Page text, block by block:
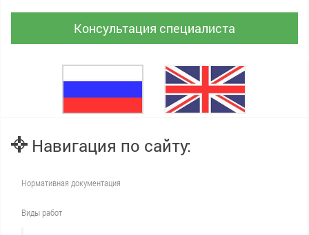
Консультация специалиста
Навигация по сайту:
Нормативная документация
Виды работ